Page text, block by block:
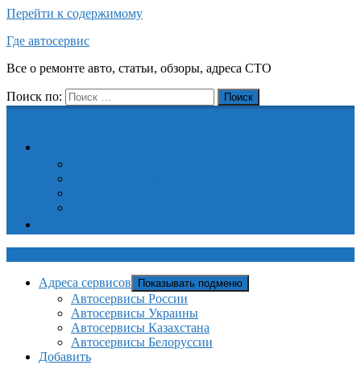
Перейти к содержимому
Где автосервис
Все о ремонте авто, статьи, обзоры, адреса СТО
Поиск по: Поиск
Адреса сервисов Показывать подменю
Автосервисы России
Автосервисы Украины
Автосервисы Казахстана
Автосервисы Белоруссии
Добавить